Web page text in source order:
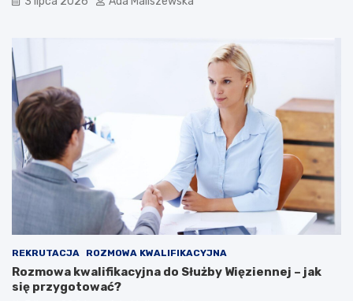
REKRUTACJA ROZMOWA KWALIFIKACYJNA
Rozmowa kwalifikacyjna do Służby Więziennej – jak
się przygotować?